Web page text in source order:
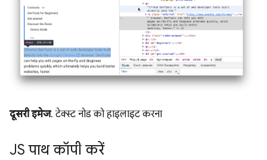
दूसरी इमेज. टेक्स्ट नोड को हाइलाइट करना
JS पाथ कॉपी करें